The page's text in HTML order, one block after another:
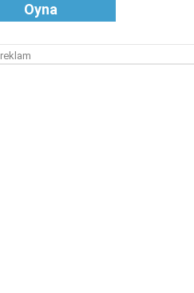
Oyna
reklam